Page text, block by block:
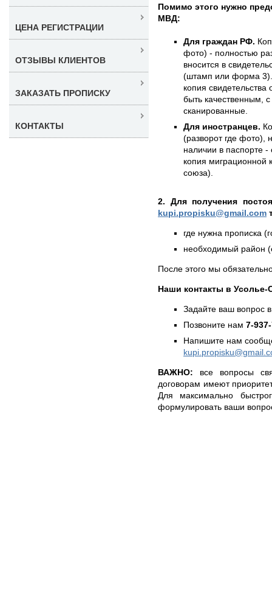
Помимо этого нужно
МВД:
Для граждан РФ.
фото) - полностью
вносится в
(штамп или форма 3).
копия
быть качественным,
сканированные.
Для иностранцев.
(разворот где фото),
наличии в паспорте
копия миграционной
союза).
2. Для получения
kupi.propisku@gmail.com
где нужна прописка
необходимый район
После этого мы
Наши контакты в Усолье-
Задайте ваш вопрос
Позвоните нам 7-
Напишите нам
ВАЖНО: все вопросы
договорам имеют
Для максимально
формулировать ваши
ЦЕНА РЕГИСТРАЦИИ
ОТЗЫВЫ КЛИЕНТОВ
ЗАКАЗАТЬ ПРОПИСКУ
КОНТАКТЫ